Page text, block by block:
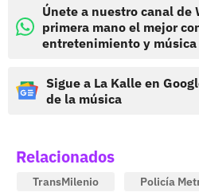
Únete a nuestro canal
primera mano el mejor
entretenimiento y música
Sigue a La Kalle en
de la música
Relacionados
TransMilenio
Policía